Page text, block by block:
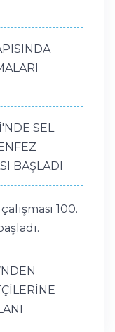
SEL
BAŞLADI
100.